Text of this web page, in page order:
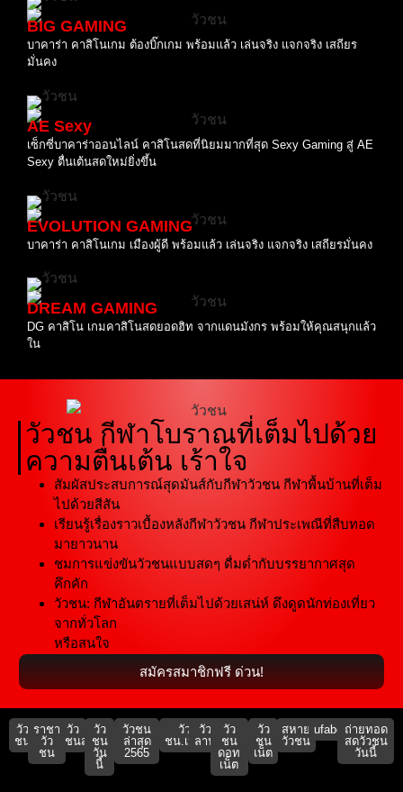
BIG GAMING
บาคาร่า คาสิโนเกม ต้องบิ๊กเกม พร้อมแล้ว เล่นจริง แจกจริง เสถียร
มั่นคง
AE Sexy
เซ็กซี่บาคาร่าออนไลน์ คาสิโนสดที่นิยมมากที่สุด Sexy Gaming สู่ AE
Sexy ตื่นเต้นสดใหม่ยิ่งขึ้น
EVOLUTION GAMING
บาคาร่า คาสิโนเกม เมืองผู้ดี พร้อมแล้ว เล่นจริง แจกจริง เสถียรมั่นคง
DREAM GAMING
DG คาสิโน เกมคาสิโนสดยอดฮิท จากแดนมังกร พร้อมให้คุณสนุกแล้ว
ใน
วัวชน กีฬาโบราณที่เต็มไปด้วย
ความตื่นเต้น เร้าใจ
สัมผัสประสบการณ์สุดมันส์กับกีฬาวัวชน กีฬาพื้นบ้านที่เต็ม
ไปด้วยสีสัน
เรียนรู้เรื่องราวเบื้องหลังกีฬาวัวชน กีฬาประเพณีที่สืบทอด
มายาวนาน
ชมการแข่งขันวัวชนแบบสดๆ ดื่มด่ำกับบรรยากาศสุด
คึกคัก
วัวชน: กีฬาอันตรายที่เต็มไปด้วยเสน่ห์ ดึงดูดนักท่องเที่ยว
จากทั่วโลก
หรือสนใจ
สมัครสมาชิกฟรี ด่วน!
วัว
ชน
ราชา
วัว
ชน
วัว
ชนสด
วัว
ชน
วัน
นี้
วัวชน
ล่าสุด
2565
วัว
ชน.เน็ต
วัว
ลาน
วัว
ชน
ดอท
เน็ต
วัว
ชน
เน็ต
สหาย
วัวชน
ufabet911ถ่ายทอด
สดวัวชน
วันนี้